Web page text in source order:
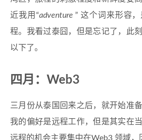
近我用“adventure ” 这个词来形容
程。我看过泰囧，但是忘记了，此
以下了。
四月：Web3
三月份从泰国回来之后，就开始准
我的偏好是远程工作，但是其实在
远程的机会主要集中在Web3 领域